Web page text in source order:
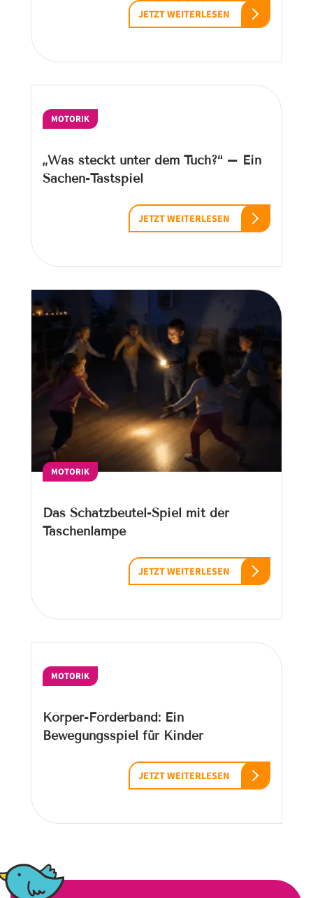
JETZT WEITERLESEN
MOTORIK
„Was steckt unter dem Tuch?“ – Ein
Sachen-Tastspiel
JETZT WEITERLESEN
MOTORIK
Das Schatzbeutel-Spiel mit der
Taschenlampe
JETZT WEITERLESEN
MOTORIK
Körper-Förderband: Ein
Bewegungsspiel für Kinder
JETZT WEITERLESEN